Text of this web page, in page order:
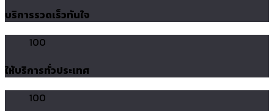
บริการรวดเร็วทันใจ
100
ให้บริการทั่วประเทศ
100